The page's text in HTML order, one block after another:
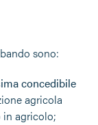
sono:
concedibile
agricola
in agricolo;